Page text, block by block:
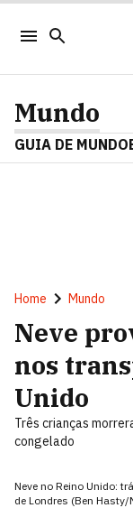
Mundo
GUIA DE MUNDO
Home Mundo
Neve
nos
Unido
Três crianças
congelado
Neve no Reino Unido:
de Londres (Ben